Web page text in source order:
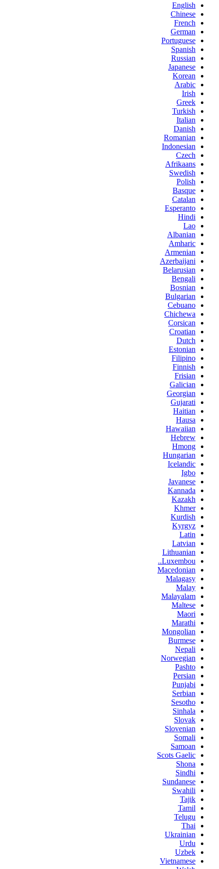
English
Chinese
French
German
Portuguese
Spanish
Russian
Japanese
Korean
Arabic
Irish
Greek
Turkish
Italian
Danish
Romanian
Indonesian
Czech
Afrikaans
Swedish
Polish
Basque
Catalan
Esperanto
Hindi
Lao
Albanian
Amharic
Armenian
Azerbaijani
Belarusian
Bengali
Bosnian
Bulgarian
Cebuano
Chichewa
Corsican
Croatian
Dutch
Estonian
Filipino
Finnish
Frisian
Galician
Georgian
Gujarati
Haitian
Hausa
Hawaiian
Hebrew
Hmong
Hungarian
Icelandic
Igbo
Javanese
Kannada
Kazakh
Khmer
Kurdish
Kyrgyz
Latin
Latvian
Lithuanian
Luxembou..
Macedonian
Malagasy
Malay
Malayalam
Maltese
Maori
Marathi
Mongolian
Burmese
Nepali
Norwegian
Pashto
Persian
Punjabi
Serbian
Sesotho
Sinhala
Slovak
Slovenian
Somali
Samoan
Scots Gaelic
Shona
Sindhi
Sundanese
Swahili
Tajik
Tamil
Telugu
Thai
Ukrainian
Urdu
Uzbek
Vietnamese